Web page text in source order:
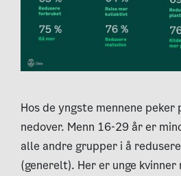
Hos de yngste mennene peker
nedover. Menn 16-29 år er
alle andre grupper i å
(generelt). Her er unge